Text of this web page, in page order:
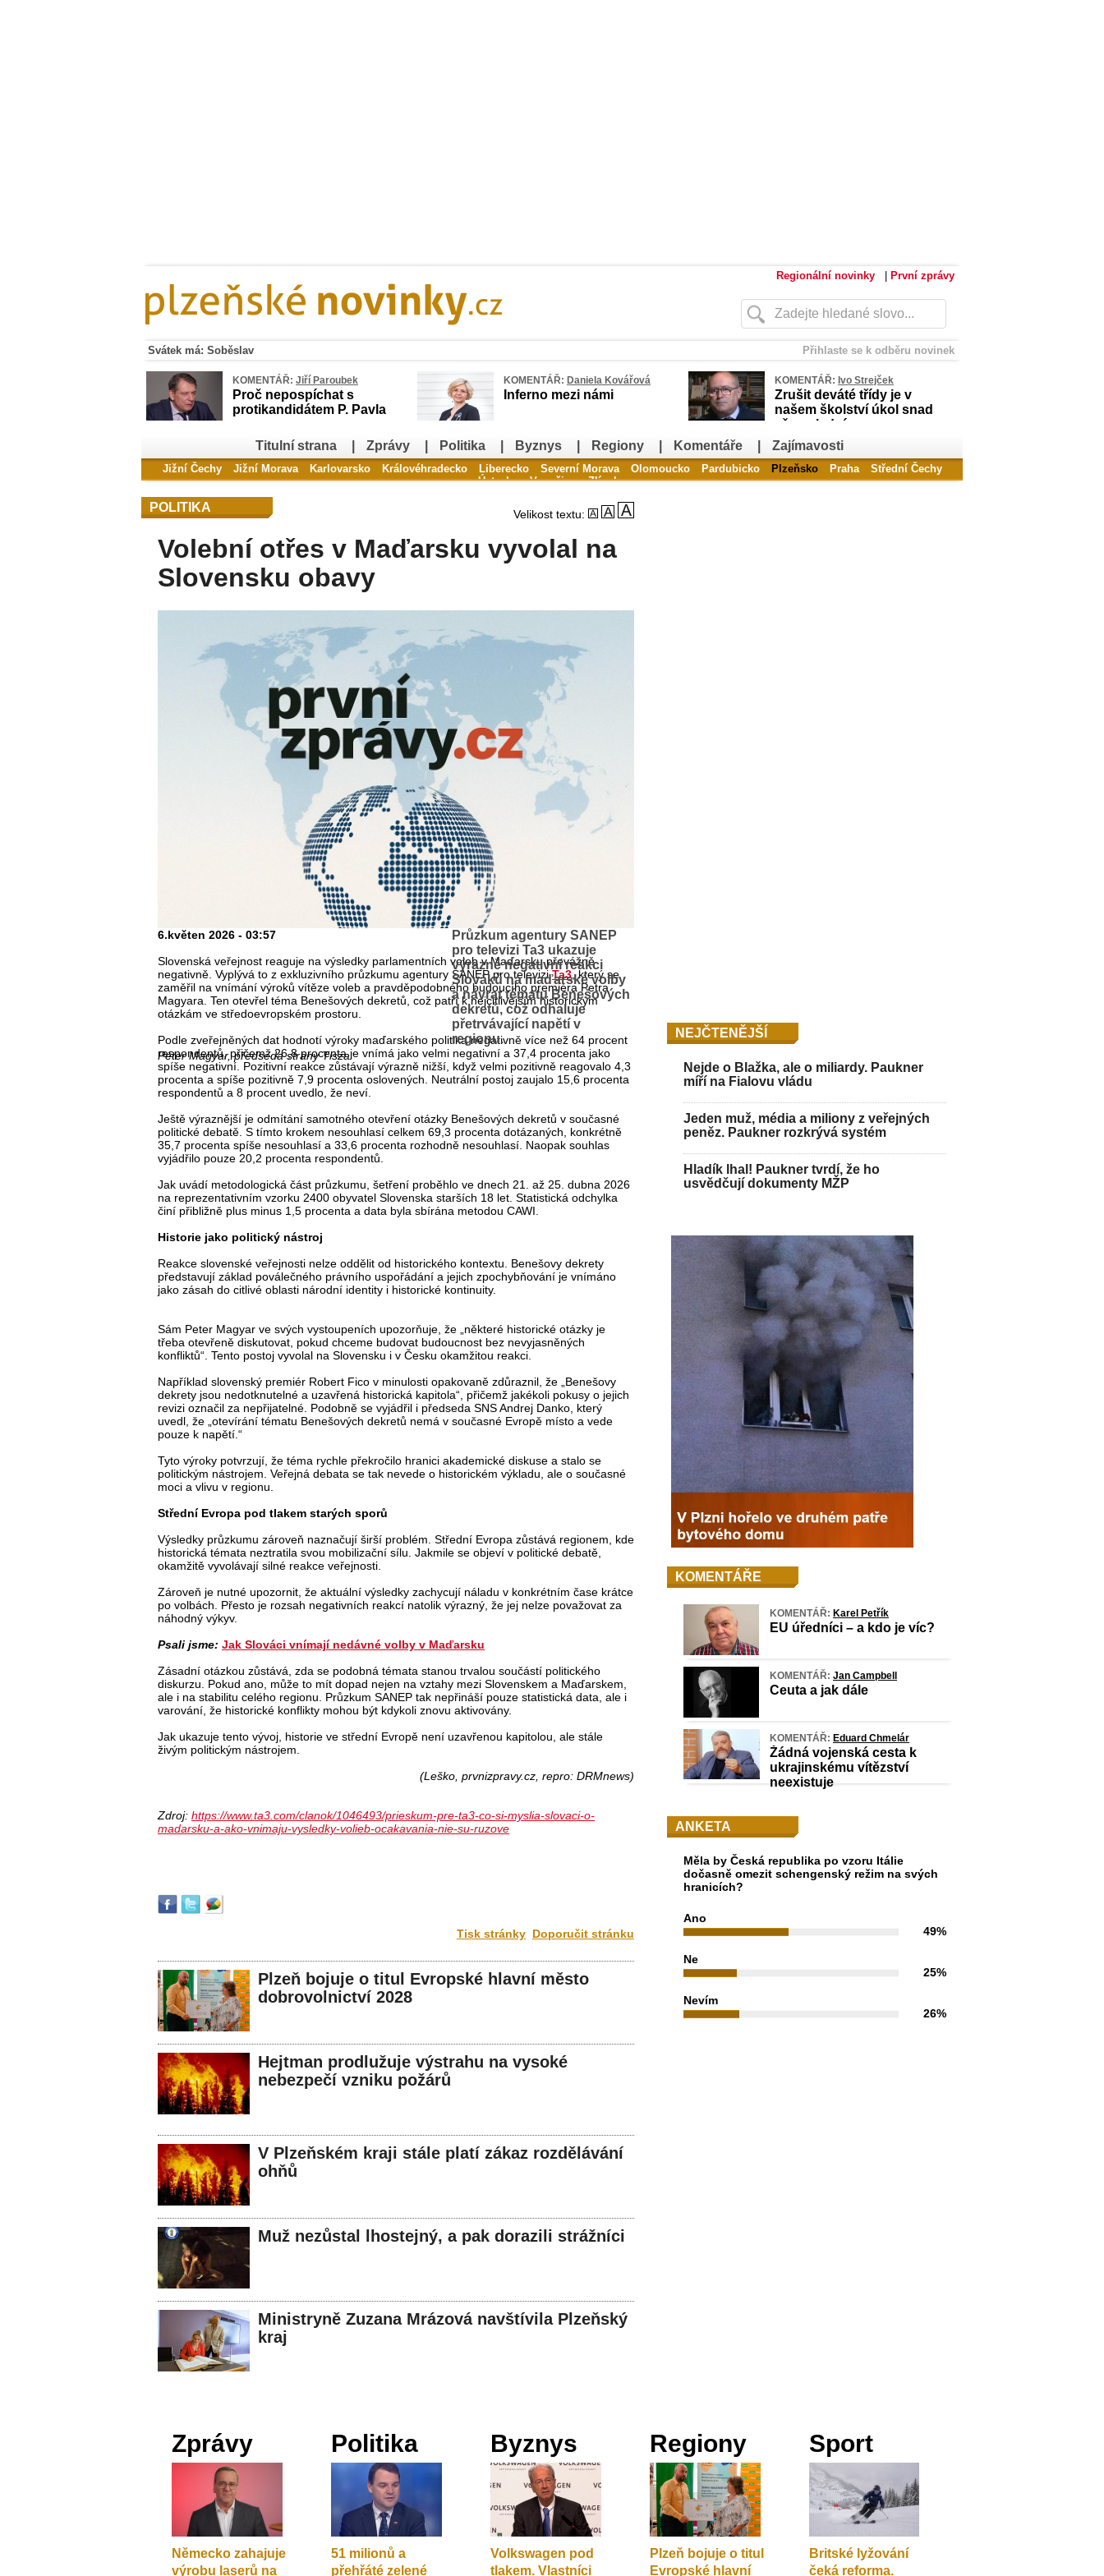
Regionální novinky První zprávy
Přihlaste se k odběru novinek
Svátek má: Soběslav
KOMENTÁŘ: Jiří Paroubek
Proč nepospíchat s
protikandidátem P. Pavla
KOMENTÁŘ: Daniela Kovářová
Inferno mezi námi
KOMENTÁŘ: Ivo Strejček
Zrušit deváté třídy je v
našem školství úkol snad
až poslední
Titulní strana
Zprávy Politika Byznys Regiony Komentáře Zajímavosti
Jižní Čechy Jižní Morava Karlovarsko Královéhradecko Liberecko Severní Morava Olomoucko Pardubicko Plzeňsko Praha
Střední Čechy
Ústecko
Vysočina Zlínsko
POLITIKA Velikost textu:
Volební otřes v Maďarsku vyvolal na
Slovensku obavy
Průzkum agentury SANEP
pro televizi Ta3 ukazuje
výrazně negativní reakci
Slováků na maďarské volby
a návrat tématu Benešových
dekretů, což odhaluje
přetrvávající napětí v
regionu.
Péter Magyar, předseda strany Tisza
6.květen 2026 - 03:57
Slovenská veřejnost reaguje na výsledky parlamentních voleb v Maďarsku převážně
negativně. Vyplývá to z exkluzivního průzkumu agentury SANEP pro televiziTa3, který se
zaměřil na vnímání výroků vítěze voleb a pravděpodobného budoucího premiéra Petra
Magyara. Ten otevřel téma Benešových dekretů, což patří k nejcitlivějším historickým
otázkám ve středoevropském prostoru.
Podle zveřejněných dat hodnotí výroky maďarského politika negativně více než 64 procent
respondentů, přičemž 26,8 procenta je vnímá jako velmi negativní a 37,4 procenta jako
spíše negativní. Pozitivní reakce zůstávají výrazně nižší, když velmi pozitivně reagovalo 4,3
procenta a spíše pozitivně 7,9 procenta oslovených. Neutrální postoj zaujalo 15,6 procenta
respondentů a 8 procent uvedlo, že neví.
Ještě výraznější je odmítání samotného otevření otázky Benešových dekretů v současné
politické debatě. S tímto krokem nesouhlasí celkem 69,3 procenta dotázaných, konkrétně
35,7 procenta spíše nesouhlasí a 33,6 procenta rozhodně nesouhlasí. Naopak souhlas
vyjádřilo pouze 20,2 procenta respondentů.
Jak uvádí metodologická část průzkumu, šetření proběhlo ve dnech 21. až 25. dubna 2026
na reprezentativním vzorku 2400 obyvatel Slovenska starších 18 let. Statistická odchylka
činí přibližně plus minus 1,5 procenta a data byla sbírána metodou CAWI.
Historie jako politický nástroj
Reakce slovenské veřejnosti nelze oddělit od historického kontextu. Benešovy dekrety
představují základ poválečného právního uspořádání a jejich zpochybňování je vnímáno
jako zásah do citlivé oblasti národní identity i historické kontinuity.
Sám Peter Magyar ve svých vystoupeních upozorňuje, že „některé historické otázky je
třeba otevřeně diskutovat, pokud chceme budovat budoucnost bez nevyjasněných
konfliktů“. Tento postoj vyvolal na Slovensku i v Česku okamžitou reakci.
Například slovenský premiér Robert Fico v minulosti opakovaně zdůraznil, že „Benešovy
dekrety jsou nedotknutelné a uzavřená historická kapitola“, přičemž jakékoli pokusy o jejich
revizi označil za nepřijatelné. Podobně se vyjádřil i předseda SNS Andrej Danko, který
uvedl, že „otevírání tématu Benešových dekretů nemá v současné Evropě místo a vede
pouze k napětí.“
Tyto výroky potvrzují, že téma rychle překročilo hranici akademické diskuse a stalo se
politickým nástrojem. Veřejná debata se tak nevede o historickém výkladu, ale o současné
moci a vlivu v regionu.
Střední Evropa pod tlakem starých sporů
Výsledky průzkumu zároveň naznačují širší problém. Střední Evropa zůstává regionem, kde
historická témata neztratila svou mobilizační sílu. Jakmile se objeví v politické debatě,
okamžitě vyvolávají silné reakce veřejnosti.
Zároveň je nutné upozornit, že aktuální výsledky zachycují náladu v konkrétním čase krátce
po volbách. Přesto je rozsah negativních reakcí natolik výrazný, že jej nelze považovat za
náhodný výkyv.
Psali jsme: Jak Slováci vnímají nedávné volby v Maďarsku
Zásadní otázkou zůstává, zda se podobná témata stanou trvalou součástí politického
diskurzu. Pokud ano, může to mít dopad nejen na vztahy mezi Slovenskem a Maďarskem,
ale i na stabilitu celého regionu. Průzkum SANEP tak nepřináší pouze statistická data, ale i
varování, že historické konflikty mohou být kdykoli znovu aktivovány.
Jak ukazuje tento vývoj, historie ve střední Evropě není uzavřenou kapitolou, ale stále
živým politickým nástrojem.
(Leško, prvnizpravy.cz, repro: DRMnews)
Zdroj: https://www.ta3.com/clanok/1046493/prieskum-pre-ta3-co-si-myslia-slovaci-o-
madarsku-a-ako-vnimaju-vysledky-volieb-ocakavania-nie-su-ruzove
Tisk stránky Doporučit stránku
Plzeň bojuje o titul Evropské hlavní město
dobrovolnictví 2028
Hejtman prodlužuje výstrahu na vysoké
nebezpečí vzniku požárů
V Plzeňském kraji stále platí zákaz rozdělávání
ohňů
Muž nezůstal lhostejný, a pak dorazili strážníci
Ministryně Zuzana Mrázová navštívila Plzeňský
kraj
NEJČTENĚJŠÍ
Nejde o Blažka, ale o miliardy. Paukner
míří na Fialovu vládu
Jeden muž, média a miliony z veřejných
peněz. Paukner rozkrývá systém
Hladík lhal! Paukner tvrdí, že ho
usvědčují dokumenty MŽP
KOMENTÁŘE
KOMENTÁŘ: Karel Petřík
EU úředníci – a kdo je víc?
KOMENTÁŘ: Jan Campbell
Ceuta a jak dále
KOMENTÁŘ: Eduard Chmelár
Žádná vojenská cesta k
ukrajinskému vítězství
neexistuje
ANKETA
Měla by Česká republika po vzoru Itálie
dočasně omezit schengenský režim na svých
hranicích?
Ano
49%
Ne
25%
Nevím
26%
Zprávy
Německo zahajuje
výrobu laserů na
Politika
51 milionů a
přehřáté zelené
Byznys
Volkswagen pod
tlakem. Vlastníci
Regiony
Plzeň bojuje o titul
Evropské hlavní
Sport
Britské lyžování
čeká reforma.